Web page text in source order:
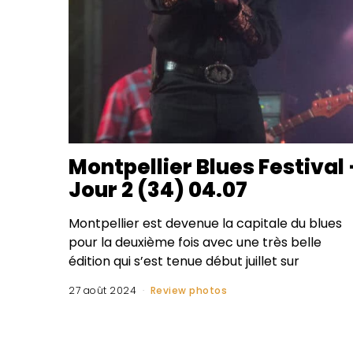
Montpellier Blues Festival
Jour 2 (34) 04.07
Montpellier est devenue la capitale du blues
pour la deuxième fois avec une très belle
édition qui s’est tenue début juillet sur
27 août 2024 Review photos